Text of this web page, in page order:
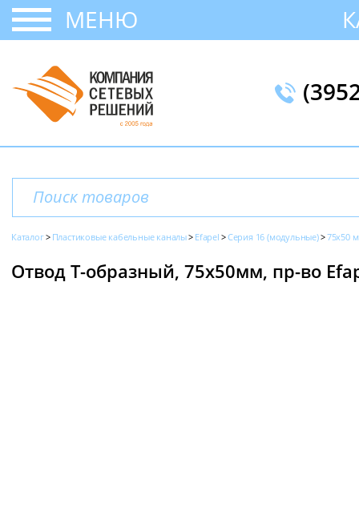
МЕНЮ
Каталог Пластиковые кабельные каналы Efapel Серия 16 (модульные) 75x50
Отвод Т-образный, 75х50мм, пр-во